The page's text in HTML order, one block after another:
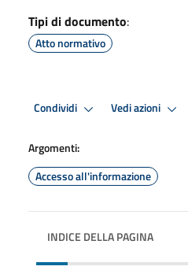
Tipi di documento:
Atto normativo
Condividi Vedi azioni
Argomenti:
Accesso all'informazione
INDICE DELLA PAGINA